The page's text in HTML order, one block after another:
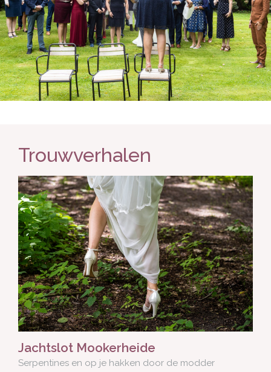
Trouwverhalen
Jachtslot Mookerheide
Serpentines en op je hakken door de modder